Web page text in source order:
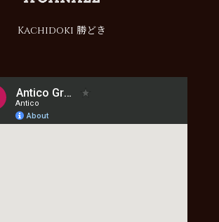
Kachidoki 勝どき